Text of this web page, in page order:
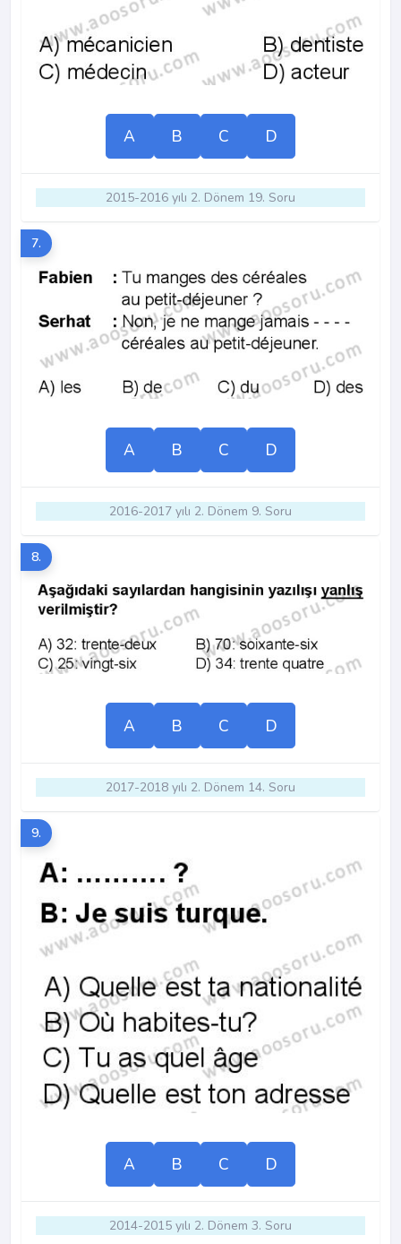
A B C D
2015-2016 yılı 2. Dönem 19. Soru
7.
A B C D
2016-2017 yılı 2. Dönem 9. Soru
8.
A B C D
2017-2018 yılı 2. Dönem 14. Soru
9.
A B C D
2014-2015 yılı 2. Dönem 3. Soru